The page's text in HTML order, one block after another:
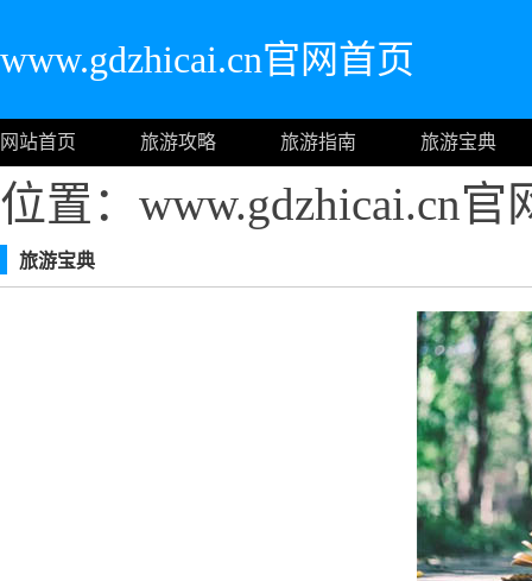
www.gdzhicai.cn官网首页
网站首页 旅游攻略 旅游指南 旅游宝典
位置：www.gdzhicai.cn
旅游宝典